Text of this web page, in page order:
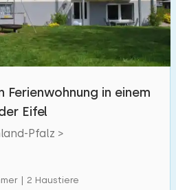
Ferienwohnung in einem
Eifel
Pfalz >
| 2 Haustiere